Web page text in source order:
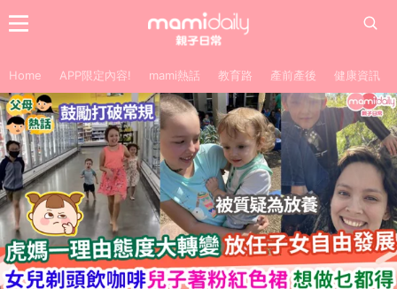
Home APP限定內容! mami熱話 教育路 產前產後 健康資訊